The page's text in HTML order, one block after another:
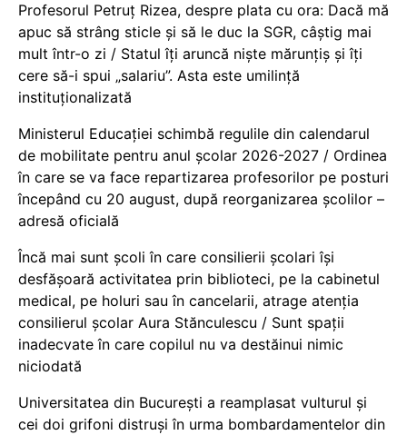
Profesorul Petruț Rizea, despre plata cu ora: Dacă mă
apuc să strâng sticle și să le duc la SGR, câștig mai
mult într-o zi / Statul îți aruncă niște mărunțiș și îți
cere să-i spui „salariu”. Asta este umilință
instituționalizată
Ministerul Educației schimbă regulile din calendarul
de mobilitate pentru anul școlar 2026-2027 / Ordinea
în care se va face repartizarea profesorilor pe posturi
începând cu 20 august, după reorganizarea școlilor –
adresă oficială
Încă mai sunt școli în care consilierii școlari își
desfășoară activitatea prin biblioteci, pe la cabinetul
medical, pe holuri sau în cancelarii, atrage atenția
consilierul școlar Aura Stănculescu / Sunt spații
inadecvate în care copilul nu va destăinui nimic
niciodată
Universitatea din București a reamplasat vulturul și
cei doi grifoni distruși în urma bombardamentelor din